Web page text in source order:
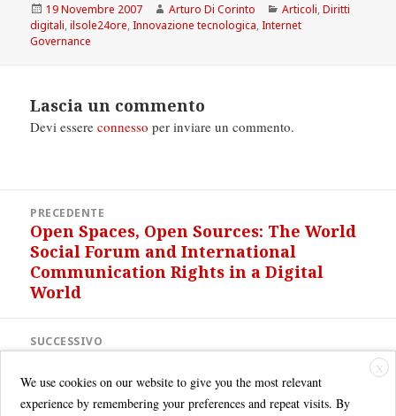
Scritto
il
19 Novembre 2007 Autore
Arturo Di Corinto Categorie
Articoli,Diritti
digitali,ilsole24ore,Innovazione tecnologica,Internet
Governance
Lascia un commento
Devi essereconnesso per inviare un commento.
articoliPRECEDENTE
Articolo
precedente:
Open Spaces, Open Sources: The World
Social Forum and International
Communication Rights in a Digital
World
SUCCESSIVO
successivo:
X
We use cookies on our website to give you the most relevant
experience by remembering your preferences and repeat visits. By